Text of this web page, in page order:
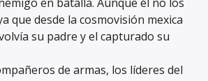
que desde la cosmovisión mexica
su padre y el capturado su
de armas, los líderes del